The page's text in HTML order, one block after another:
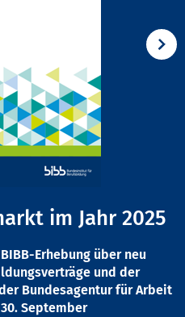
im Jahr 2025
Erhebung über neu
und der
Bundesagentur für Arbeit
September